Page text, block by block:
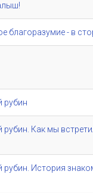
благоразумие - в
рубин
Как мы
рубин. История